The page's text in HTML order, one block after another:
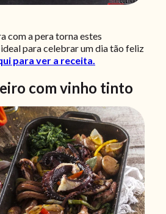
com a pera torna estes
para celebrar um dia tão feliz
para ver a receita.
com vinho tinto